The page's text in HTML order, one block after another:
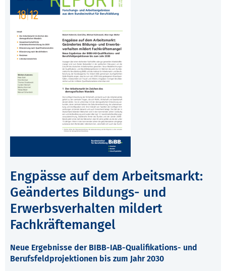
Engpässe auf dem Arbeitsmarkt:
Geändertes Bildungs- und
Erwerbsverhalten mildert
Fachkräftemangel
Neue Ergebnisse der BIBB-IAB-Qualifikations- und
Berufsfeldprojektionen bis zum Jahr 2030